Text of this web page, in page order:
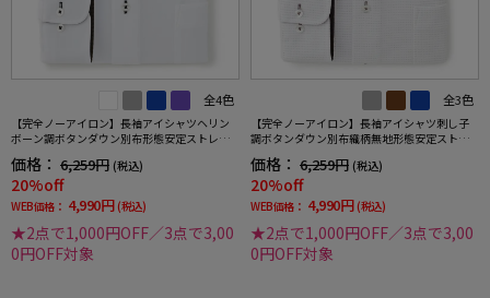
全4色
【完全ノーアイロン】長袖アイシャツヘリン
ボーン調ボタンダウン別布形態安定ストレッ
価格： 6,259円 (税込)
20%off
WEB価格： 4,990円 (税込)
★2点で1,000円OFF／3点で3,00
0円OFF対象
全3色
【完全ノーアイロン】長袖アイシャツ刺し子
調ボタンダウン別布織柄無地形態安定ストレ
価格： 6,259円 (税込)
20%off
WEB価格： 4,990円 (税込)
★2点で1,000円OFF／3点で3,00
0円OFF対象